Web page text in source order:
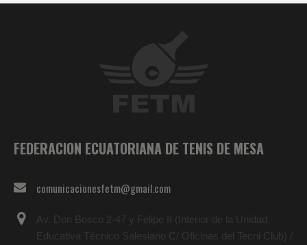
FEDERACION ECUATORIANA DE TENIS DE MESA
comunicacionesfetm@gmail.com
Av. Don Bosco 2-47 y Felipe II (Interior de la Unidad
Educativa Técnico Salesiano C/ Oficinas del Tecni Club) /